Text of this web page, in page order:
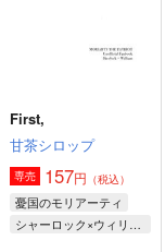
First,
甘茶シロップ
専売 157円 （税込）
憂国のモリアーティ
シャーロック×ウィリアム